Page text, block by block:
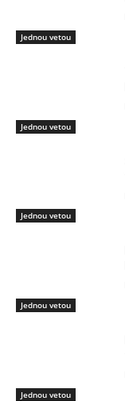
Jednou vetou
Jednou vetou
Jednou vetou
Jednou vetou
Jednou vetou